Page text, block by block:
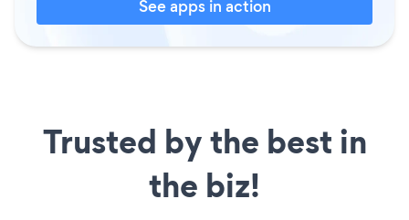
See apps in action
Trusted by the best in
the biz!